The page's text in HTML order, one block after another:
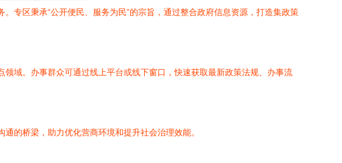
专区秉承“公开便民、服务为民”的宗旨，通过整合政府信息资源，打造集政策
域。办事群众可通过线上平台或线下窗口，快速获取最新政策法规、办事流
的桥梁，助力优化营商环境和提升社会治理效能。